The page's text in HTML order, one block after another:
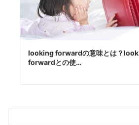
looking forwardの意味とは？look
forwardとの使…